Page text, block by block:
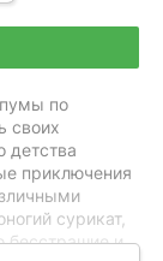
по
своих
детства
приключения
бесстрашие и